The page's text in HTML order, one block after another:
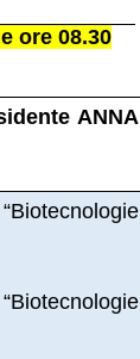
ore 08.30
ANNA